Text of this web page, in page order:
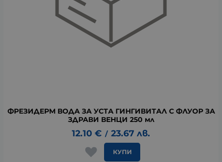
ФРЕЗИДЕРМ ВОДА ЗА УСТА ГИНГИВИТАЛ С ФЛУОР ЗА
ЗДРАВИ ВЕНЦИ 250 мл
12.10 € / 23.67 лв.
КУПИ